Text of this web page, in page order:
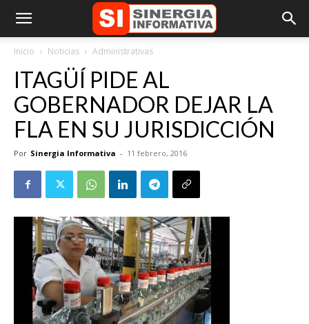
Inicio Noticias Administrativas
ITAGÜÍ PIDE AL
GOBERNADOR DEJAR LA
FLA EN SU JURISDICCIÓN
Por Sinergia Informativa - 11 febrero, 2016